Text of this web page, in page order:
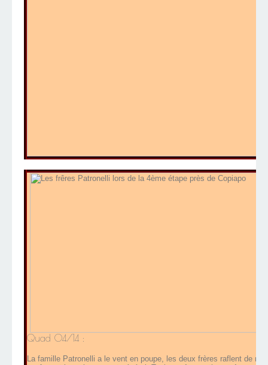
Quad 04/14 :
La famille Patronelli a le vent en poupe, les deux frères raflent de